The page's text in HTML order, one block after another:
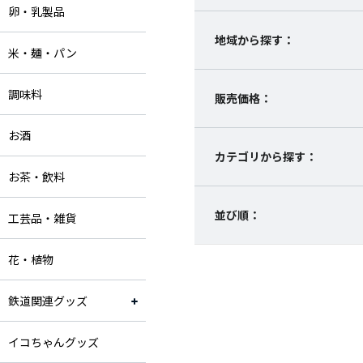
卵・乳製品
米・麺・パン
調味料
お酒
お茶・飲料
工芸品・雑貨
花・植物
鉄道関連グッズ
イコちゃんグッズ
地域から探す：
販売価格：
カテゴリから探す：
並び順：